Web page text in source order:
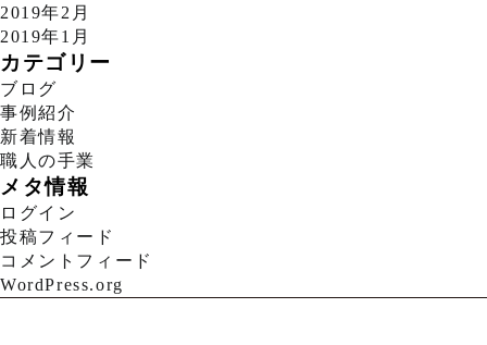
2019年2月
2019年1月
カテゴリー
ブログ
事例紹介
新着情報
職人の手業
メタ情報
ログイン
投稿フィード
コメントフィード
WordPress.org